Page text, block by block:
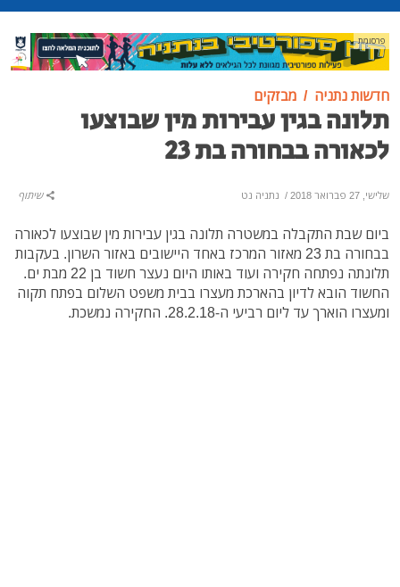
פרסומת
חדשות נתניה מבזקים
תלונה בגין עבירות מין שבוצעו
לכאורה בבחורה בת 23
שלישי, 27 פברואר 2018 / נתניה נט שיתוף
ביום שבת התקבלה במשטרה תלונה בגין עבירות מין שבוצעו לכאורה
בבחורה בת 23 מאזור המרכז באחד היישובים באזור השרון. בעקבות
תלונתה נפתחה חקירה ועוד באותו היום נעצר חשוד בן 22 מבת ים.
החשוד הובא לדיון בהארכת מעצרו בבית משפט השלום בפתח תקוה
ומעצרו הוארך עד ליום רביעי ה-28.2.18. החקירה נמשכת.